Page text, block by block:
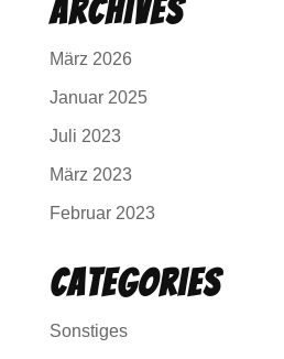
Archives
März 2026
Januar 2025
Juli 2023
März 2023
Februar 2023
Categories
Sonstiges